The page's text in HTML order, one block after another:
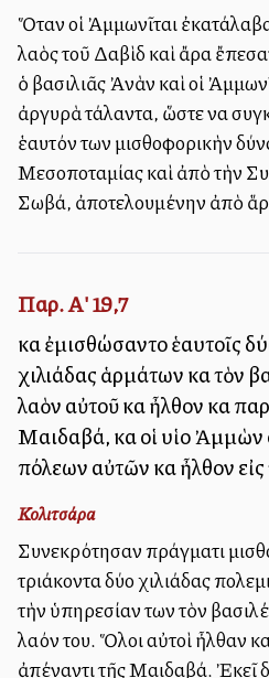
Ὅταν οἱ Ἀμμωνῖται
λαὸς τοῦ Δαβὶδ καὶ ἄρα
ὁ βασιλιᾶς Ἀνὰν καὶ οἱ
ἀργυρὰ τάλαντα, ὥστε να
ἑαυτόν των μισθοφορικὴν
Μεσοποταμίας καὶ ἀπὸ τὴν
Σωβά, ἀποτελουμένην ἀπὸ
Παρ. Α' 19,7
καὶ ἐμισθώσαντο ἑαυτοῖς
χιλιάδας ἁρμάτων καὶ τὸν
λαὸν αὐτοῦ καὶ ἦλθον καὶ
Μαιδαβά, καὶ οἱ υἱοὶ
πόλεων αὐτῶν καὶ ἦλθον
Κολιτσάρα
Συνεκρότησαν πράγματι
τριάκοντα δύο χιλιάδας
τὴν ὑπηρεσίαν των τὸν
λαόν του. Ὅλοι αὐτοὶ ἦλθαν
ἀπέναντι τῆς Μαιδαβά. Ἐκεῖ